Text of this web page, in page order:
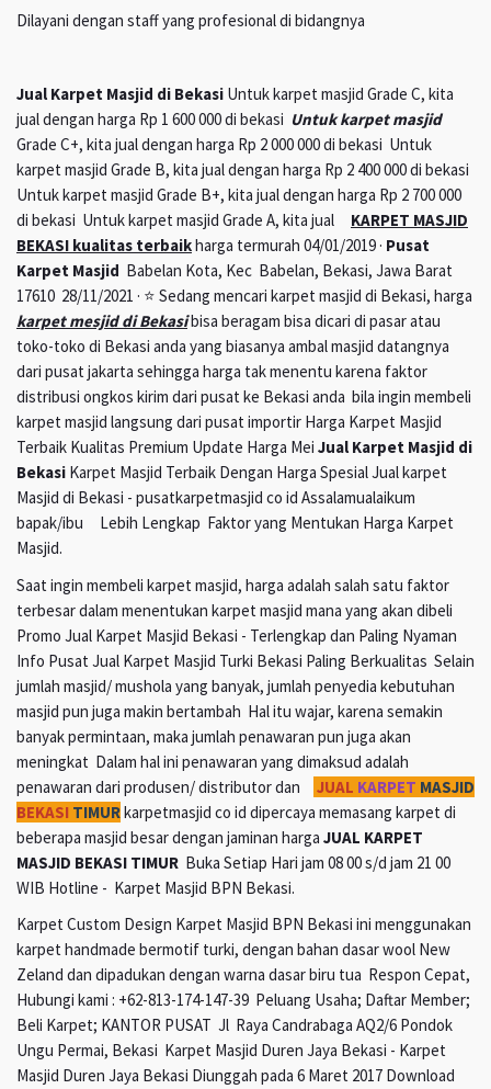
Dilayani dengan staff yang profesional di bidangnya
Jual Karpet Masjid di Bekasi Untuk karpet masjid Grade C, kita
jual dengan harga Rp 1 600 000 di bekasi Untuk karpet masjid
Grade C+, kita jual dengan harga Rp 2 000 000 di bekasi Untuk
karpet masjid Grade B, kita jual dengan harga Rp 2 400 000 di bekasi
Untuk karpet masjid Grade B+, kita jual dengan harga Rp 2 700 000
di bekasi Untuk karpet masjid Grade A, kita jual KARPET MASJID
BEKASI kualitas terbaikharga termurah 04/01/2019 · Pusat
Karpet Masjid Babelan Kota, Kec Babelan, Bekasi, Jawa Barat
17610 28/11/2021 · ⭐ Sedang mencari karpet masjid di Bekasi, harga
karpet mesjid di Bekasibisa beragam bisa dicari di pasar atau
toko-toko di Bekasi anda yang biasanya ambal masjid datangnya
dari pusat jakarta sehingga harga tak menentu karena faktor
distribusi ongkos kirim dari pusat ke Bekasi anda bila ingin membeli
karpet masjid langsung dari pusat importir Harga Karpet Masjid
Terbaik Kualitas Premium Update Harga Mei Jual Karpet Masjid di
Bekasi Karpet Masjid Terbaik Dengan Harga Spesial Jual karpet
Masjid di Bekasi - pusatkarpetmasjid co id Assalamualaikum
bapak/ibu Lebih Lengkap Faktor yang Mentukan Harga Karpet
Masjid.
Saat ingin membeli karpet masjid, harga adalah salah satu faktor
terbesar dalam menentukan karpet masjid mana yang akan dibeli
Promo Jual Karpet Masjid Bekasi - Terlengkap dan Paling Nyaman
Info Pusat Jual Karpet Masjid Turki Bekasi Paling Berkualitas Selain
jumlah masjid/ mushola yang banyak, jumlah penyedia kebutuhan
masjid pun juga makin bertambah Hal itu wajar, karena semakin
banyak permintaan, maka jumlah penawaran pun juga akan
meningkat Dalam hal ini penawaran yang dimaksud adalah
penawaran dari produsen/ distributor dan
JUAL KARPET MASJID
BEKASI TIMURkarpetmasjid co id dipercaya memasang karpet di
beberapa masjid besar dengan jaminan harga JUAL KARPET
MASJID BEKASI TIMUR Buka Setiap Hari jam 08 00 s/d jam 21 00
WIB Hotline - Karpet Masjid BPN Bekasi.
Karpet Custom Design Karpet Masjid BPN Bekasi ini menggunakan
karpet handmade bermotif turki, dengan bahan dasar wool New
Zeland dan dipadukan dengan warna dasar biru tua Respon Cepat,
Hubungi kami : +62-813-174-147-39 Peluang Usaha; Daftar Member;
Beli Karpet; KANTOR PUSAT Jl Raya Candrabaga AQ2/6 Pondok
Ungu Permai, Bekasi Karpet Masjid Duren Jaya Bekasi - Karpet
Masjid Duren Jaya Bekasi Diunggah pada 6 Maret 2017 Download